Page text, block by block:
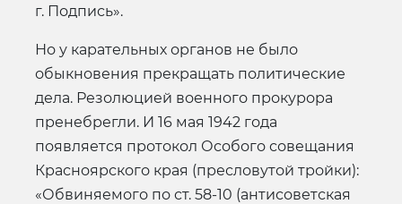
г. Подпись».
Но у карательных органов не было
обыкновения прекращать политические
дела. Резолюцией военного прокурора
пренебрегли. И 16 мая 1942 года
появляется протокол Особого совещания
Красноярского края (пресловутой тройки):
«Обвиняемого по ст. 58-10 (антисоветская